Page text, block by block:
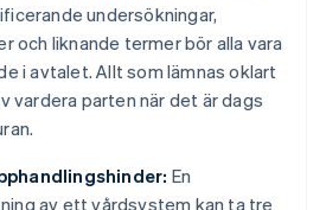
undersökningar,
och liknande termer bör alla vara
i avtalet. Allt som lämnas oklart
vardera parten när det är dags
En
av ett vårdsystem kan ta tre